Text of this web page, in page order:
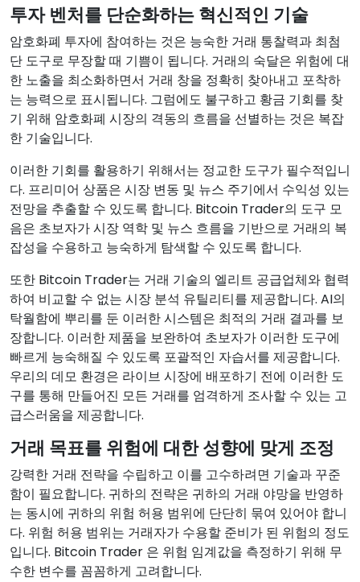
투자 벤처를 단순화하는 혁신적인 기술
암호화폐 투자에 참여하는 것은 능숙한 거래 통찰력과 최첨
단 도구로 무장할 때 기쁨이 됩니다. 거래의 숙달은 위험에 대
한 노출을 최소화하면서 거래 창을 정확히 찾아내고 포착하
는 능력으로 표시됩니다. 그럼에도 불구하고 황금 기회를 찾
기 위해 암호화폐 시장의 격동의 흐름을 선별하는 것은 복잡
한 기술입니다.
이러한 기회를 활용하기 위해서는 정교한 도구가 필수적입니
다. 프리미어 상품은 시장 변동 및 뉴스 주기에서 수익성 있는
전망을 추출할 수 있도록 합니다. Bitcoin Trader의 도구 모
음은 초보자가 시장 역학 및 뉴스 흐름을 기반으로 거래의 복
잡성을 수용하고 능숙하게 탐색할 수 있도록 합니다.
또한 Bitcoin Trader는 거래 기술의 엘리트 공급업체와 협력
하여 비교할 수 없는 시장 분석 유틸리티를 제공합니다. AI의
탁월함에 뿌리를 둔 이러한 시스템은 최적의 거래 결과를 보
장합니다. 이러한 제품을 보완하여 초보자가 이러한 도구에
빠르게 능숙해질 수 있도록 포괄적인 자습서를 제공합니다.
우리의 데모 환경은 라이브 시장에 배포하기 전에 이러한 도
구를 통해 만들어진 모든 거래를 엄격하게 조사할 수 있는 고
급스러움을 제공합니다.
거래 목표를 위험에 대한 성향에 맞게 조정
강력한 거래 전략을 수립하고 이를 고수하려면 기술과 꾸준
함이 필요합니다. 귀하의 전략은 귀하의 거래 야망을 반영하
는 동시에 귀하의 위험 허용 범위에 단단히 묶여 있어야 합니
다. 위험 허용 범위는 거래자가 수용할 준비가 된 위험의 정도
입니다. Bitcoin Trader 은 위험 임계값을 측정하기 위해 무
수한 변수를 꼼꼼하게 고려합니다.